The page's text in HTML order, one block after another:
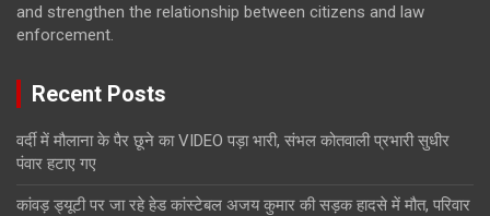
and strengthen the relationship between citizens and law
enforcement.
Recent Posts
वर्दी में मौलाना के पैर छूने का VIDEO पड़ा भारी, संभल कोतवाली प्रभारी सुधीर
पंवार हटाए गए
कांवड़ ड्यूटी पर जा रहे हेड कांस्टेबल अजय कुमार की सड़क हादसे में मौत, परिवार